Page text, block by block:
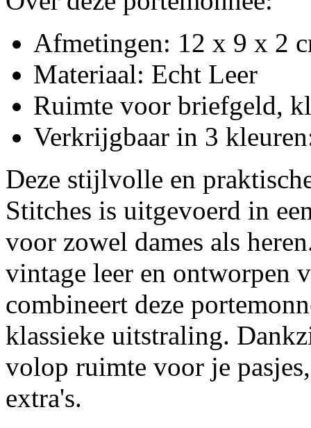
Afmetingen: 12 x 9 x 2
Materiaal: Echt Leer
Ruimte voor briefgeld,
Verkrijgbaar in 3
Deze stijlvolle en
Stitches is uitgevoerd in
voor zowel dames als
vintage leer en ontworpen
combineert deze
klassieke uitstraling.
volop ruimte voor je
extra's.